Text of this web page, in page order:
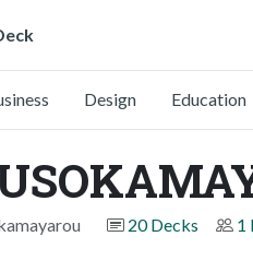
Design Education
20 Decks 1